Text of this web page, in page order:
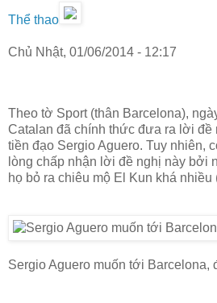
Thể thao
Chủ Nhật, 01/06/2014 - 12:17
Theo tờ Sport (thân Barcelona),
Catalan đã chính thức đưa ra lời đề
tiền đạo Sergio Aguero. Tuy nhiên,
lòng chấp nhận lời đề nghị này bởi
họ bỏ ra chiêu mộ El Kun khá nhiều
Sergio Aguero muốn tới Barcelona,